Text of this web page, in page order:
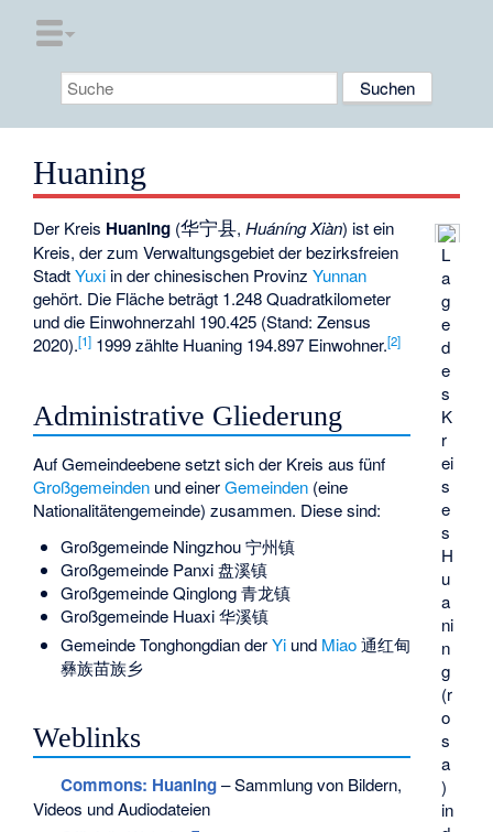
Huaning
L
a
g
e
d
e
s
K
r
ei
s
e
s
H
u
a
ni
n
g
(r
o
s
a
)
in
Der Kreis Huaning (华宁县,Huáníng Xiàn) ist ein
Kreis, der zum Verwaltungsgebiet der bezirksfreien
StadtYuxi in der chinesischen ProvinzYunnan
gehört. Die Fläche beträgt 1.248 Quadratkilometer
und die Einwohnerzahl 190.425 (Stand: Zensus
2020).[1] 1999 zählte Huaning 194.897 Einwohner.[2]
Administrative Gliederung
Auf Gemeindeebene setzt sich der Kreis aus fünf
Großgemeinden und einerGemeinden (eine
Nationalitätengemeinde) zusammen. Diese sind:
Großgemeinde Ningzhou宁州镇
Großgemeinde Panxi盘溪镇
GroßgemeindeQinglong青龙镇
Großgemeinde Huaxi华溪镇
GemeindeTonghongdianderYiund Miao通红甸
彝族苗族乡
Weblinks
Commons: Huaning– Sammlung von Bildern,
Videos und Audiodateien